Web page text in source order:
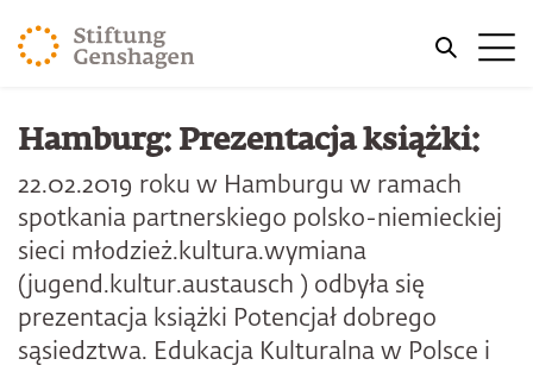
PRZJDŹ DO TREŚCI GŁÓWNEJ
PRZEJDŹ DO WYSZUKIWARKI
Hamburg: Prezentacja książki:
22.02.2019 roku w Hamburgu w ramach
spotkania partnerskiego polsko-niemieckiej
sieci młodzież.kultura.wymiana
(jugend.kultur.austausch ) odbyła się
prezentacja książki Potencjał dobrego
sąsiedztwa. Edukacja Kulturalna w Polsce i